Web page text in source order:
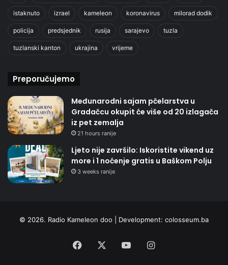
istaknuto izrael kameleon koronavirus milorad dodik
policija predsjednik rusija sarajevo tuzla
tuzlanski kanton ukrajina vrijeme
Preporučujemo
Međunarodni sajam pčelarstva u
Gradačcu okupit će više od 20 izlagača
iz pet zemalja
21 hours ranije
Ljeto nije završilo: Iskoristite vikend uz
more i 1 noćenje gratis u Baškom Polju
3 weeks ranije
© 2026. Radio Kameleon doo | Development: colosseum.ba
Facebook YouTubeInstagram